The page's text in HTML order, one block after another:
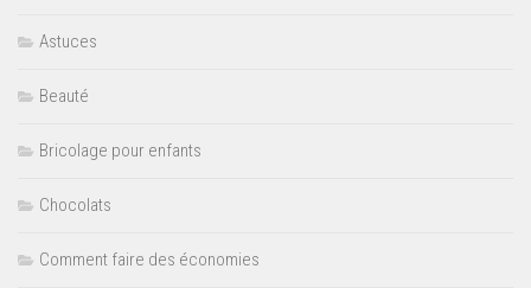
Astuces
Beauté
Bricolage pour enfants
Chocolats
Comment faire des économies